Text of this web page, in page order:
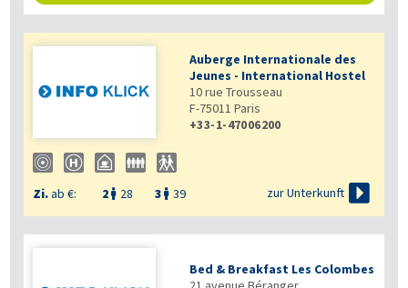
Auberge Internationale des
Jeunes - International Hostel
10 rue Trousseau
F-75011 Paris
+33-1-47006200
Zi.ab €: 2  28 3  39 zur Unterkunft 
Bed & Breakfast Les Colombes